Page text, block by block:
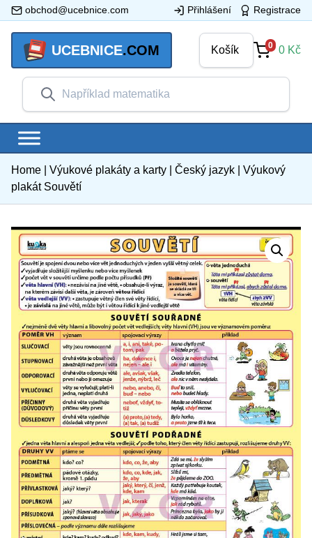
obchod@ucebnice.com Přihlášení Registrace
UCEBNICE.COM Košík 0 0 Kč
Home Výukové plakáty a karty Český jazyk
Výukový
plakát Souvětí